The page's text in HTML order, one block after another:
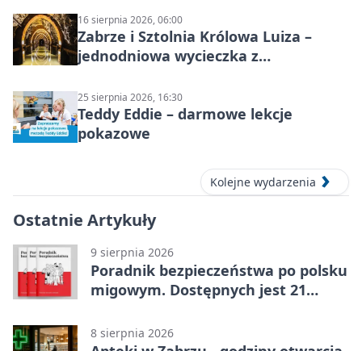
16 sierpnia 2026, 06:00
Zabrze i Sztolnia Królowa Luiza –
jednodniowa wycieczka z
miasta
25 sierpnia 2026, 16:30
Teddy Eddie – darmowe lekcje
pokazowe
Kolejne wydarzenia
Ostatnie Artykuły
9 sierpnia 2026
Poradnik bezpieczeństwa po polsku
migowym. Dostępnych jest 21
8 sierpnia 2026